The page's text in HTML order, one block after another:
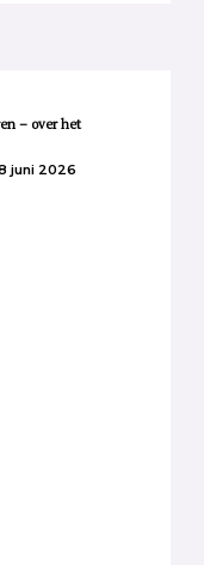
– over het
juni 2026